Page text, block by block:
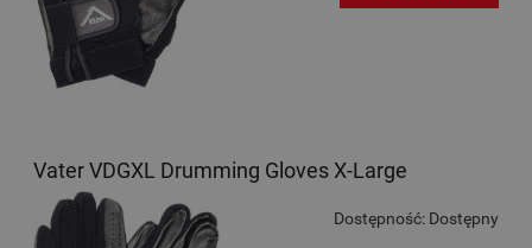
Vater VDGXL Drumming Gloves X-Large
Dostępność: Dostępny